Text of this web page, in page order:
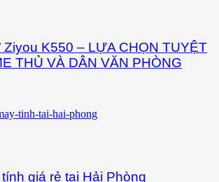
Ziyou K550 – LỰA CHỌN TUYỆT
THỦ VÀ DÂN VĂN PHÒNG
giá rẻ tại Hải Phòng